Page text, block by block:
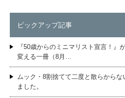
ピックアップ記事
『50歳からのミニマリスト宣言！』
変える一冊（8月…
ムック・8割捨てて二度と散らから
ました。